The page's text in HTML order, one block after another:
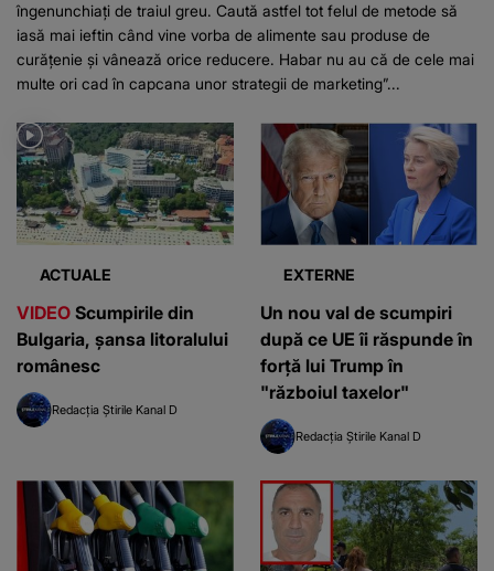
îngenunchiați de traiul greu. Caută astfel tot felul de metode să
iasă mai ieftin când vine vorba de alimente sau produse de
curățenie și vânează orice reducere. Habar nu au că de cele mai
multe ori cad în capcana unor strategii de marketing”...
ACTUALE
VIDEO Scumpirile din
Bulgaria, șansa litoralului
românesc
Redacția Știrile Kanal D
EXTERNE
Un nou val de scumpiri
după ce UE îi răspunde în
forță lui Trump în
"războiul taxelor"
Redacția Știrile Kanal D